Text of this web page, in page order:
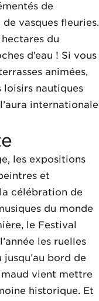
de
vasques fleuries.
du
d’eau ! Si vous
animées,
loisirs nautiques
internationale
les expositions
et
célébration de
du monde
le Festival
les ruelles
bord de
vient mettre
historique. Et